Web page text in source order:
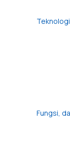
Fungsi,